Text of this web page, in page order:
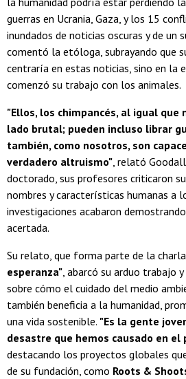
guerras en Ucrania, Gaza, y los 15
inundados de noticias oscuras y de un
comentó la etóloga, subrayando que
centraría en estas noticias, sino en la
comenzó su trabajo con los animales.
"Ellos, los chimpancés, al igual que
lado brutal; pueden incluso librar
también, como nosotros, son
verdadero altruismo", relató
doctorado, sus profesores criticaron
nombres y características humanas a
investigaciones acabaron
acertada.
Su relato, que forma parte de la charla
esperanza", abarcó su arduo trabajo
sobre cómo el cuidado del medio
también beneficia a la humanidad,
una vida sostenible. "Es la gente
desastre que hemos causado en el
destacando los proyectos globales
de su fundación, como Roots &